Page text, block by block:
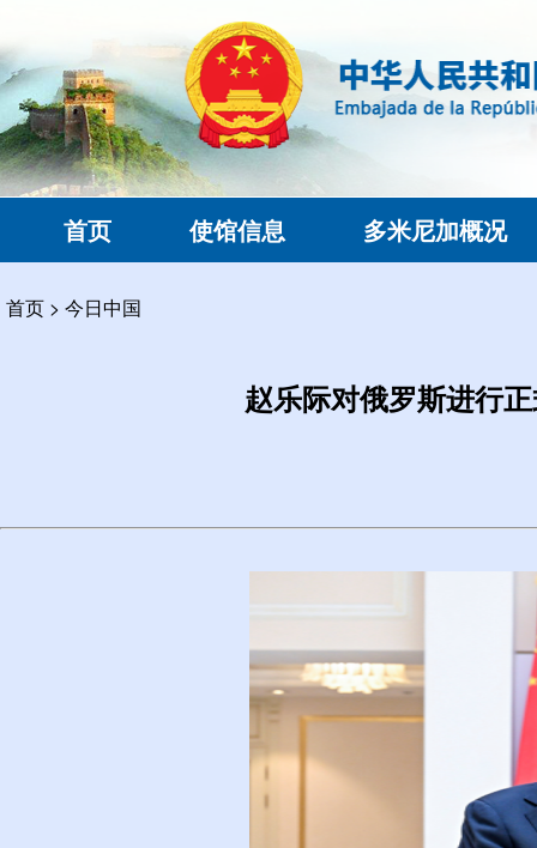
首页 使馆信息 多米尼加概况
首页 > 今日中国
赵乐际对俄罗斯进行